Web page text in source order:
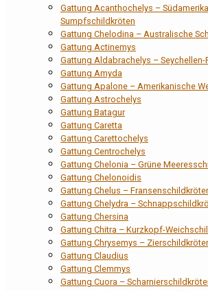
Gattung Acanthochelys –
Sumpfschildkröten
Gattung Chelodina – Australische
Gattung Actinemys
Gattung Aldabrachelys –
Gattung Amyda
Gattung Apalone – Amerikanische
Gattung Astrochelys
Gattung Batagur
Gattung Caretta
Gattung Carettochelys
Gattung Centrochelys
Gattung Chelonia – Grüne
Gattung Chelonoidis
Gattung Chelus –
Gattung Chelydra –
Gattung Chersina
Gattung Chitra – Kurzkopf-
Gattung Chrysemys –
Gattung Claudius
Gattung Clemmys
Gattung Cuora –